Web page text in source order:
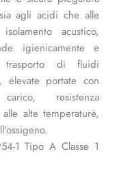
agli acidi che alle
acustico,
igienicamente e
trasporto di fluidi
portate con
resistenza
alte temperature,
1 Tipo A Classe 1